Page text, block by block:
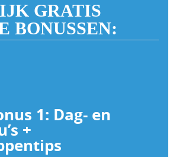
GRATIS
BONUSSEN:
1: Dag- en
+